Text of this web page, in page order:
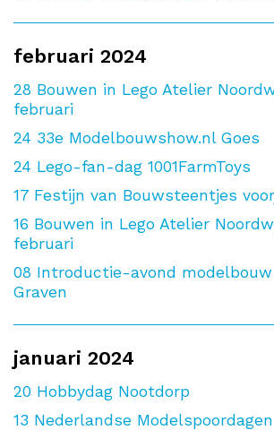
februari 2024
28 Bouwen in Lego Atelier
februari
24 33e Modelbouwshow.nl Goes
24 Lego-fan-dag 1001FarmToys
17 Festijn van Bouwsteentjes
16 Bouwen in Lego Atelier
februari
08 Introductie-avond
Graven
januari 2024
20 Hobbydag Nootdorp
13 Nederlandse